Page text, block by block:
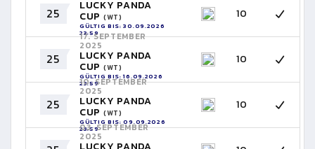
25 LUCKY PANDA
CUP (WT)
GÜLTIG BIS: 30.09.2026
23:59
10
25
17. SEPTEMBER
2025
LUCKY PANDA
CUP (WT)
GÜLTIG BIS: 16.09.2026
23:59
10
25
10. SEPTEMBER
2025
LUCKY PANDA
CUP (WT)
GÜLTIG BIS: 09.09.2026
23:59
10
03. SEPTEMBER
2025